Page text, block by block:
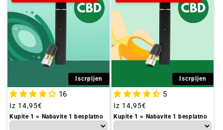
Iscrpljen
16
Redovna
cijena
Iz 14,95€
Kupite 1 = Nabavite 1 besplatno
Iscrpljen
5
Redovna
cijena
Iz 14,95€
Kupite 1 = Nabavite 1 besplatno